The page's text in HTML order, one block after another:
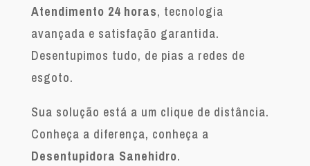
Atendimento 24 horas, tecnologia
avançada e satisfação garantida.
Desentupimos tudo, de pias a redes de
esgoto.
Sua solução está a um clique de distância.
Conheça a diferença, conheça a
Desentupidora Sanehidro.